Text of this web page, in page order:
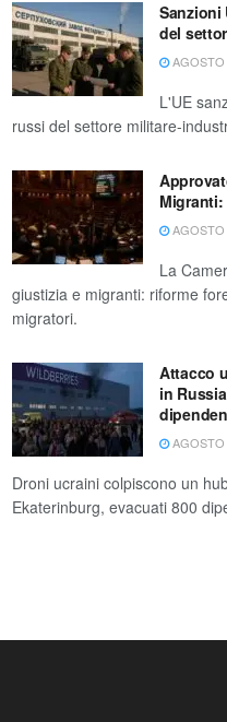
Sanzioni
del
AGOSTO
L'UE
russi del settore militare-
Migranti:
AGOSTO
La
giustizia e migranti: riforme
migratori.
Attacco
in
AGOSTO
Droni ucraini colpiscono un
Ekaterinburg, evacuati 800